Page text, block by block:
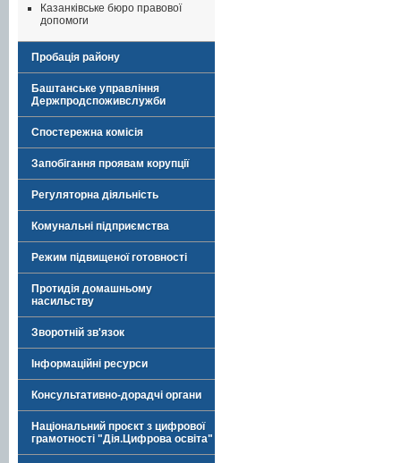
Казанківське бюро правової
допомоги
Пробація району
Баштанське управління
Держпродспоживслужби
Спостережна комісія
Запобігання проявам корупції
Регуляторна діяльність
Комунальні підприємства
Режим підвищеної готовності
Протидія домашньому
насильству
Зворотній зв'язок
Інформаційні ресурси
Консультативно-дорадчі органи
Національний проєкт з цифрової
грамотності "Дія.Цифрова освіта"